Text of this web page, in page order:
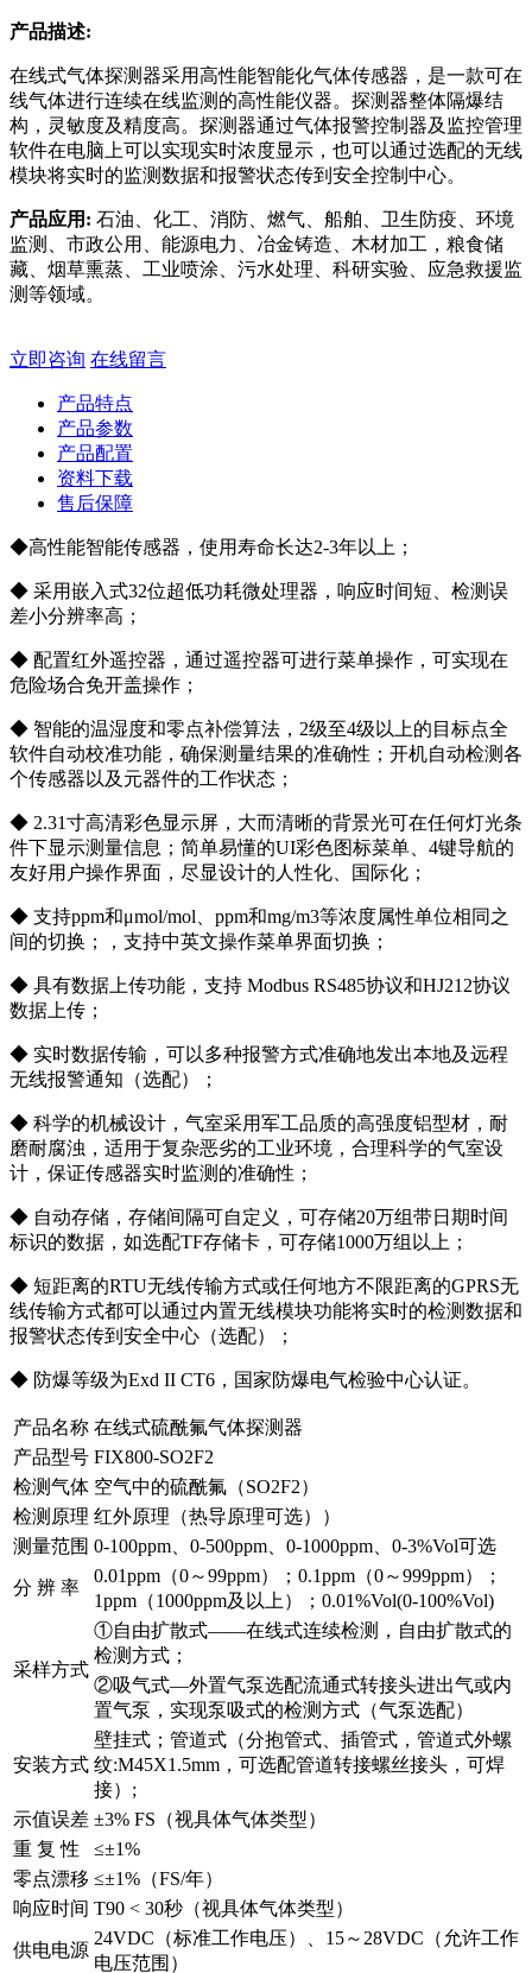
产品描述:
在线式气体探测器采用高性能智能化气体传感器，是一款可在
线气体进行连续在线监测的高性能仪器。探测器整体隔爆结
构，灵敏度及精度高。探测器通过气体报警控制器及监控管理
软件在电脑上可以实现实时浓度显示，也可以通过选配的无线
模块将实时的监测数据和报警状态传到安全控制中心。
产品应用: 石油、化工、消防、燃气、船舶、卫生防疫、环境
监测、市政公用、能源电力、冶金铸造、木材加工，粮食储
藏、烟草熏蒸、工业喷涂、污水处理、科研实验、应急救援监
测等领域。
立即咨询 在线留言
产品特点
产品参数
产品配置
资料下载
售后保障
◆高性能智能传感器，使用寿命长达2-3年以上；
◆ 采用嵌入式32位超低功耗微处理器，响应时间短、检测误
差小分辨率高；
◆ 配置红外遥控器，通过遥控器可进行菜单操作，可实现在
危险场合免开盖操作；
◆ 智能的温湿度和零点补偿算法，2级至4级以上的目标点全
软件自动校准功能，确保测量结果的准确性；开机自动检测各
个传感器以及元器件的工作状态；
◆ 2.31寸高清彩色显示屏，大而清晰的背景光可在任何灯光条
件下显示测量信息；简单易懂的UI彩色图标菜单、4键导航的
友好用户操作界面，尽显设计的人性化、国际化；
◆ 支持ppm和μmol/mol、ppm和mg/m3等浓度属性单位相同之
间的切换；，支持中英文操作菜单界面切换；
◆ 具有数据上传功能，支持 Modbus RS485协议和HJ212协议
数据上传；
◆ 实时数据传输，可以多种报警方式准确地发出本地及远程
无线报警通知（选配）；
◆ 科学的机械设计，气室采用军工品质的高强度铝型材，耐
磨耐腐浊，适用于复杂恶劣的工业环境，合理科学的气室设
计，保证传感器实时监测的准确性；
◆ 自动存储，存储间隔可自定义，可存储20万组带日期时间
标识的数据，如选配TF存储卡，可存储1000万组以上；
◆ 短距离的RTU无线传输方式或任何地方不限距离的GPRS无
线传输方式都可以通过内置无线模块功能将实时的检测数据和
报警状态传到安全中心（选配）；
◆ 防爆等级为Exd II CT6，国家防爆电气检验中心认证。
产品名称 在线式硫酰氟气体探测器
产品型号 FIX800-SO2F2
检测气体 空气中的硫酰氟（SO2F2）
检测原理 红外原理（热导原理可选））
测量范围 0-100ppm、0-500ppm、0-1000ppm、0-3%Vol可选
分 辨 率
0.01ppm（0～99ppm）；0.1ppm（0～999ppm）；
1ppm（1000ppm及以上）；0.01%Vol(0-100%Vol)
采样方式
①自由扩散式——在线式连续检测，自由扩散式的
检测方式；
②吸气式—外置气泵选配流通式转接头进出气或内
置气泵，实现泵吸式的检测方式（气泵选配）
安装方式
壁挂式；管道式（分抱管式、插管式，管道式外螺
纹:M45X1.5mm，可选配管道转接螺丝接头，可焊
接）;
示值误差 ±3% FS（视具体气体类型）
重 复 性
≤±1%
零点漂移 ≤±1%（FS/年）
响应时间 T90 < 30秒（视具体气体类型）
供电电源
24VDC（标准工作电压）、15～28VDC（允许工作
电压范围）